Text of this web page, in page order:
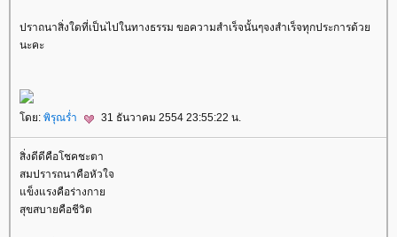
ปราถนาสิ่งใดที่เป็นไปในทางธรรม ขอความสำเร็จนั้นๆจงสำเร็จทุกประการด้ว
นะคะ
ดย: พิรุณร่ำ 31 ธันวาคม 2554 23:55:22 น.
สิ่งดีดีคือโชคชะตา
สมปรารถนาคือหัวใจ
ข็งแรงคือร่างกา
สุขสบายคือชีวิต